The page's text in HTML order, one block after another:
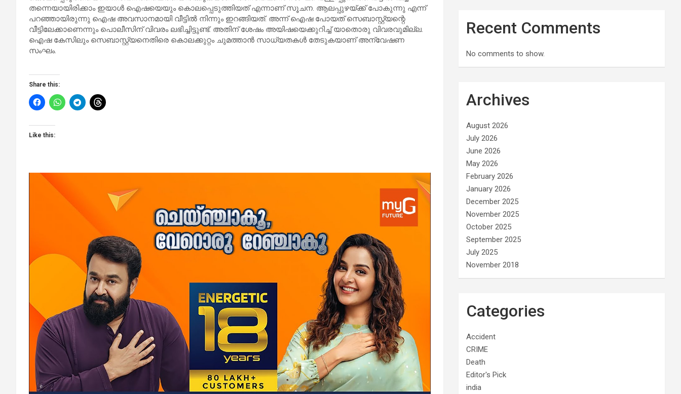
തന്നെയായിരിക്കാം ഇയാള്‍ ഐഷയെയും കൊലപ്പെടുത്തിയത് എന്നാണ് സൂചന. ആലപ്പുഴയ്ക്ക് പോകുന്നു എന്ന്
പറഞ്ഞായിരുന്നു ഐഷ അവസാനമായി വീട്ടില്‍ നിന്നും ഇറങ്ങിയത്. അന്ന് ഐഷ പോയത് സെബാസ്റ്റ്യന്റെ
വീട്ടിലേക്കാണെന്നും പൊലീസിന് വിവരം ലഭിച്ചിട്ടുണ്ട്. അതിന് ശേഷം അയിഷയെക്കുറിച്ച് യാതൊരു വിവരവുമില്ല.
ഐഷ കേസിലും സെബാസ്റ്റ്യനെതിരെ കൊലക്കുറ്റം ചുമത്താന്‍ സാധ്യതകള്‍ തേടുകയാണ് അന്വേഷണ
സംഘം.
Share this:
Like this:
Recent Comments
No comments to show.
Archives
August 2026
July 2026
June 2026
May 2026
February 2026
January 2026
December 2025
November 2025
October 2025
September 2025
July 2025
November 2018
Categories
Accident
CRIME
Death
Editor's Pick
india